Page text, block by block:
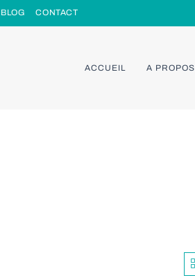
BLOG CONTACT
ACCUEIL A PROPOS